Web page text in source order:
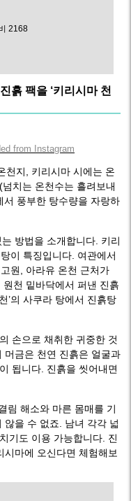
2168
흙 팩을 ‘키리시마 천
from Instagram
천지, 키리시마 시에는 온
치는 온천수는 흘려보내
풍부한 탕수량을 자랑하
방법을 소개합니다. 키리
이 특징입니다. 여관에서
원, 아라유 온천 근처가
천 밑바닥에서 퍼낸 진흙
’의 사쿠라 탕에서 진흙탕
손으로 채취한 귀중한 것
머금은 천연 진흙은 얼굴과
됩니다. 진흙을 씻어내면
림 해소와 마른 몸매를 기
을 수 없죠. 남녀 각각 넓
기도 이용 가능합니다. 진
마에 오신다면 체험해보